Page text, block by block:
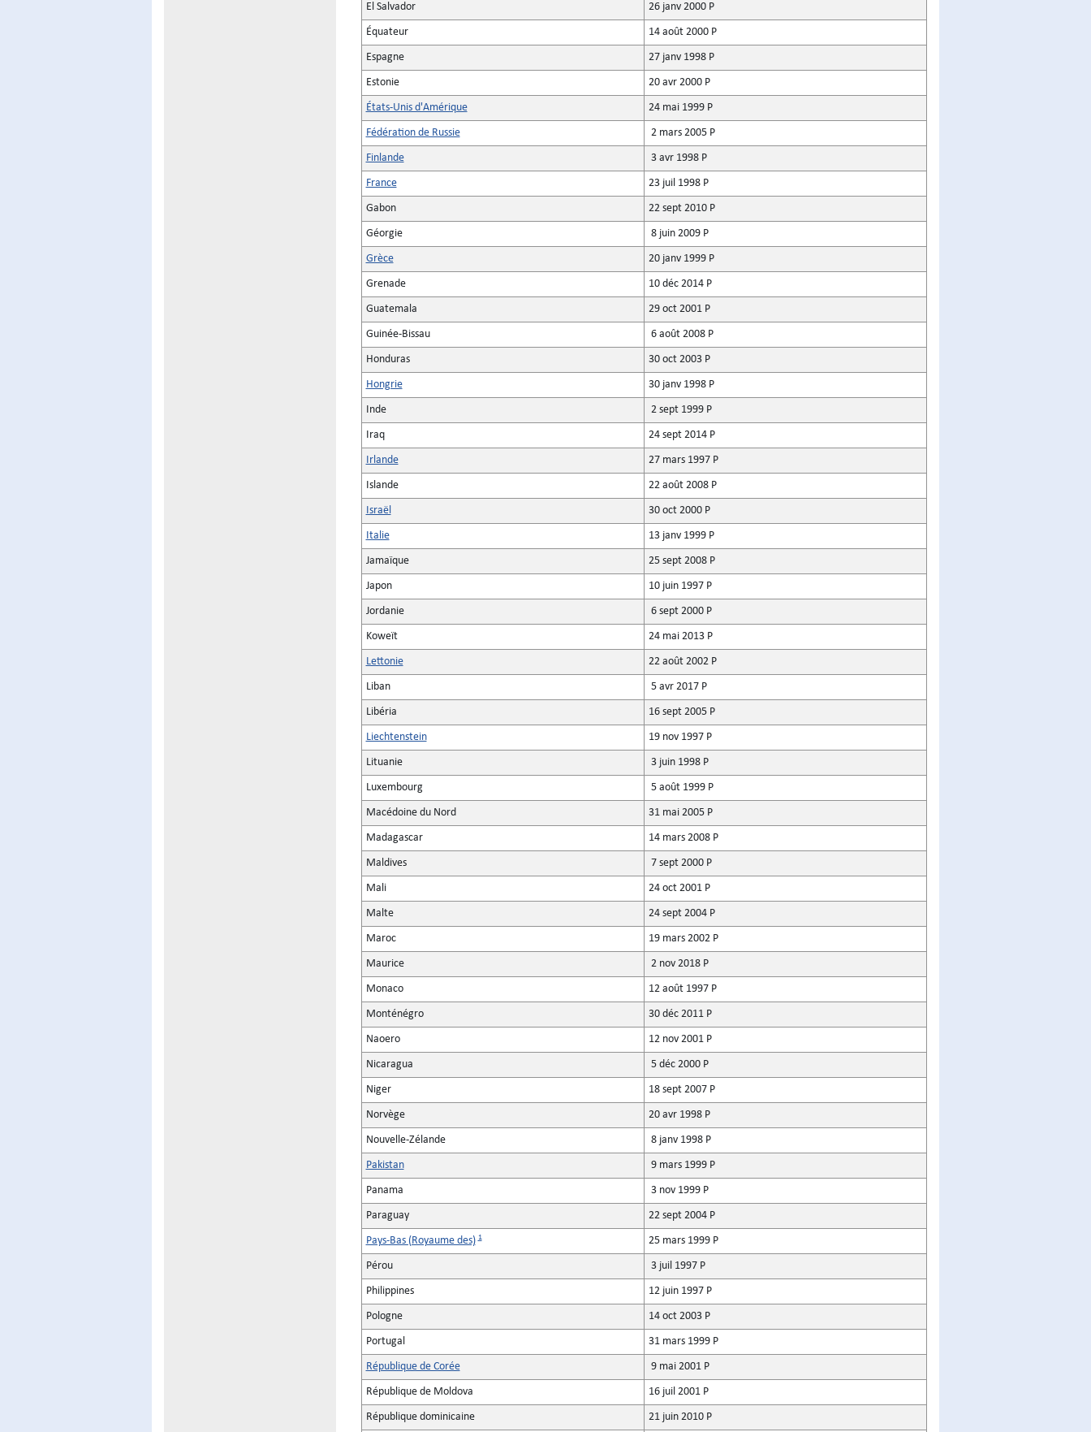
El Salvador 26 janv 2000 P
Équateur 14 août 2000 P
Espagne 27 janv 1998 P
Estonie 20 avr 2000 P
États-Unis d'Amérique 24 mai 1999 P
Fédération de Russie 2 mars 2005 P
Finlande 3 avr 1998 P
France 23 juil 1998 P
Gabon 22 sept 2010 P
Géorgie 8 juin 2009 P
Grèce 20 janv 1999 P
Grenade 10 déc 2014 P
Guatemala 29 oct 2001 P
Guinée-Bissau 6 août 2008 P
Honduras 30 oct 2003 P
Hongrie 30 janv 1998 P
Inde 2 sept 1999 P
Iraq 24 sept 2014 P
Irlande 27 mars 1997 P
Islande 22 août 2008 P
Israël 30 oct 2000 P
Italie 13 janv 1999 P
Jamaïque 25 sept 2008 P
Japon 10 juin 1997 P
Jordanie 6 sept 2000 P
Koweït 24 mai 2013 P
Lettonie 22 août 2002 P
Liban 5 avr 2017 P
Libéria 16 sept 2005 P
Liechtenstein 19 nov 1997 P
Lituanie 3 juin 1998 P
Luxembourg 5 août 1999 P
Macédoine du Nord 31 mai 2005 P
Madagascar 14 mars 2008 P
Maldives 7 sept 2000 P
Mali 24 oct 2001 P
Malte 24 sept 2004 P
Maroc 19 mars 2002 P
Maurice 2 nov 2018 P
Monaco 12 août 1997 P
Monténégro 30 déc 2011 P
Naoero 12 nov 2001 P
Nicaragua 5 déc 2000 P
Niger 18 sept 2007 P
Norvège 20 avr 1998 P
Nouvelle-Zélande 8 janv 1998 P
Pakistan 9 mars 1999 P
Panama 3 nov 1999 P
Paraguay 22 sept 2004 P
Pays-Bas (Royaume des) 1 25 mars 1999 P
Pérou 3 juil 1997 P
Philippines 12 juin 1997 P
Pologne 14 oct 2003 P
Portugal 31 mars 1999 P
République de Corée 9 mai 2001 P
République de Moldova 16 juil 2001 P
République dominicaine 21 juin 2010 P